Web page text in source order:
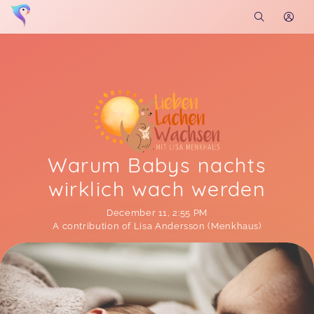
Warum Babys nachts
wirklich wach werden
December 11,2:55 PM
A contribution of Lisa Andersson (Menkhaus)
Soon you will learn more about me here...